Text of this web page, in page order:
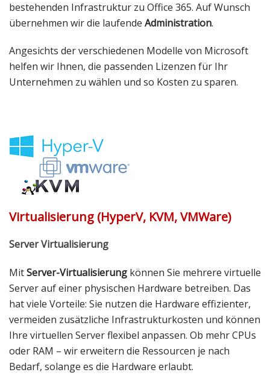
bestehenden Infrastruktur zu Office 365. Auf Wunsch
übernehmen wir die laufende Administration.
Angesichts der verschiedenen Modelle von Microsoft
helfen wir Ihnen, die passenden Lizenzen für Ihr
Unternehmen zu wählen und so Kosten zu sparen.
Virtualisierung (HyperV, KVM, VMWare)
Server Virtualisierung
MitServer-Virtualisierung können Sie mehrere virtuelle
Server auf einer physischen Hardware betreiben. Das
hat viele Vorteile: Sie nutzen die Hardware effizienter,
vermeiden zusätzliche Infrastrukturkosten und können
Ihre virtuellen Server flexibel anpassen. Ob mehr CPUs
oder RAM – wir erweitern die Ressourcen je nach
Bedarf, solange es die Hardware erlaubt.